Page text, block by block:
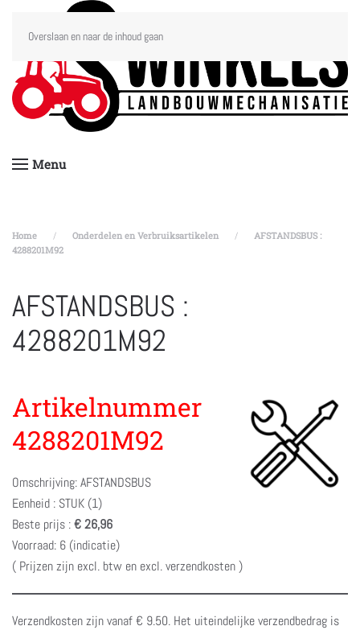
Overslaan en naar de inhoud gaan
Menu
Home Onderdelen en Verbruiksartikelen
AFSTANDSBUS :
4288201M92
AFSTANDSBUS :
4288201M92
Artikelnummer
4288201M92
Omschrijving: AFSTANDSBUS
Eenheid : STUK (1)
Beste prijs :€ 26,96
Voorraad: 6 (indicatie)
( Prijzen zijn excl. btw en excl. verzendkosten )
Verzendkosten zijn vanaf € 9.50. Het uiteindelijke verzendbedrag is